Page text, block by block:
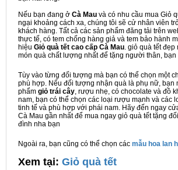
Nếu bạn đang ở Cà Mau và có nhu cầu mua Giỏ
ngại khoảng cách xa, chúng tôi sẽ cử nhân viên
khách hàng. Tất cả các sản phẩm đăng tải trên
thực tế, có tem chống hàng giả và tem bảo hành
hiệu Giỏ quà tết cao cấp Cà Mau. giỏ quà tết
món quà chất lượng nhất để tặng người thân, bạn
Tùy vào từng đối tượng mà bạn có thể chọn một
phù hợp. Nếu đối tượng nhận quà là phụ nữ, bạn
phẩm giỏ trái cây, rượu nhẹ, có chocolate và đồ
nam, bạn có thể chọn các loại rượu mạnh và các
tinh tế và phù hợp với phái nam. Hãy đến ngay
Cà Mau gần nhất để mua ngay giỏ quà tết tặng
đình nha bạn
Ngoài ra, bạn cũng có thể chọn các mẫu hoa lan
Xem tại: Giỏ quà tết